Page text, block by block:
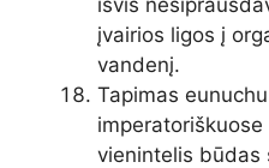
įvairios ligos į
vandenį.
Tapimas
vienintelis būdas